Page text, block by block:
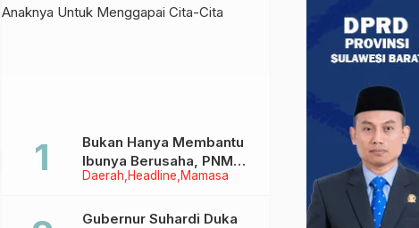
Daerah Headline Mamasa
Bukan Hanya Membantu
Ibunya Berusaha, PNM
Juga Menjaga Mimpi
Menggapai Cita-Cita
Gubernur Suhardi Duka